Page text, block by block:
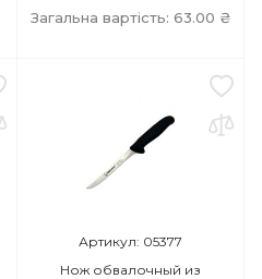
Загальна вартість: 63.00 ₴
Артикул: 05377
Нож обвалочный из